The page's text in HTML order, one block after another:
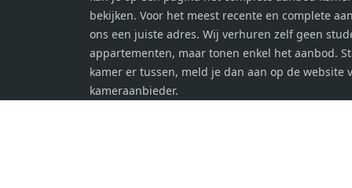
naar Amsterdam zijn allemaal
binnen handbereik. Bovendien
geniet je hier van de unieke
combinatie van stedelijke
voorzieningen en de ontspanning
van een serene woonomgeving. Ben
van
bekijken. Voor het meest recente en complete
ons een juiste adres. Wij verhuren zelf geen
appartementen, maar tonen enkel het aanbod.
kamer er tussen, meld je dan aan op de website
kameraanbieder.